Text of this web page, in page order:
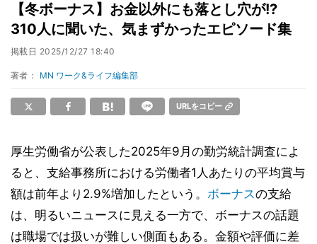
【冬ボーナス】お金以外にも落とし穴が!?
310人に聞いた、気まずかったエピソード集
掲載日 2025/12/27 18:40
著者： MN ワーク&ライフ編集部
URLをコピー
厚生労働省が公表した2025年9月の勤労統計調査によ
ると、支給事務所における労働者1人あたりの平均賞与
額は前年より2.9%増加したという。 ボーナスの支給
は、明るいニュースに見える一方で、ボーナスの話題
は職場では扱いが難しい側面もある。金額や評価に差